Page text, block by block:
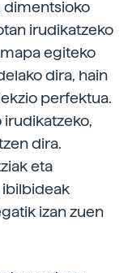
dimentsioko
irudikatzeko
egiteko
dira, hain
perfektua.
irudikatzeko,
dira.
eta
ibilbideak
izan zuen